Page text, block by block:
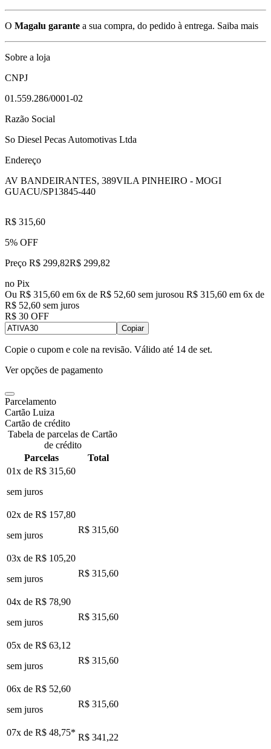
O Magalu garante a sua compra, do pedido à entrega. Saiba mais
Sobre a loja
CNPJ
01.559.286/0001-02
Razão Social
So Diesel Pecas Automotivas Ltda
Endereço
AV BANDEIRANTES, 389VILA PINHEIRO - MOGI
GUACU/SP13845-440
R$ 315,60
5% OFF
Preço R$ 299,82R$ 299,82
no Pix
Ou R$ 315,60 em 6x de R$ 52,60 sem jurosou R$ 315,60 em 6x de
R$ 52,60 sem juros
R$ 30 OFF
Copiar
Copie o cupom e cole na revisão. Válido até 14 de set.
Ver opções de pagamento
Parcelamento
Cartão Luiza
Cartão de crédito
Tabela de parcelas de Cartão
de crédito
Parcelas
Total
01x de R$ 315,60
sem juros
02x de R$ 157,80
sem juros
R$ 315,60
03x de R$ 105,20
sem juros
R$ 315,60
04x de R$ 78,90
sem juros
R$ 315,60
05x de R$ 63,12
sem juros
R$ 315,60
06x de R$ 52,60
sem juros
R$ 315,60
07x de R$ 48,75* R$ 341,22